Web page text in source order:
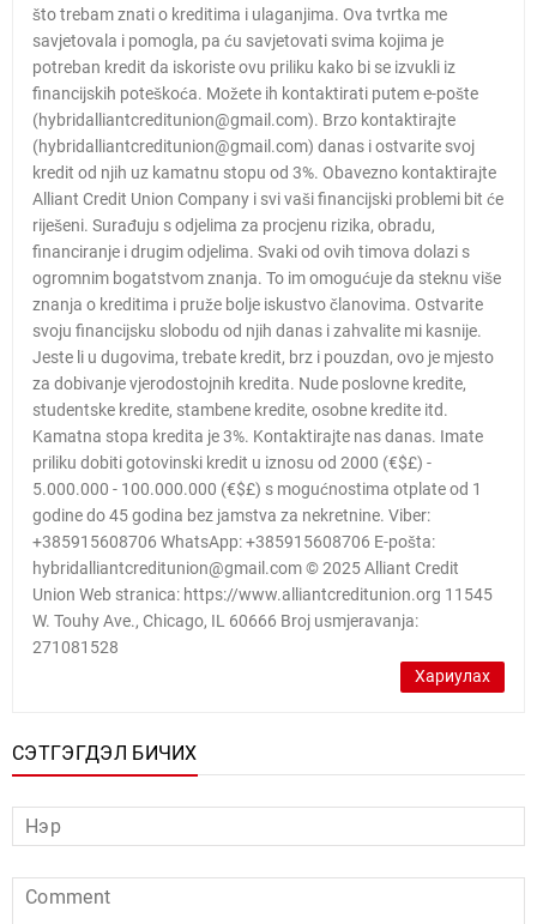
što trebam znati o kreditima i ulaganjima. Ova tvrtka me
savjetovala i pomogla, pa ću savjetovati svima kojima je
potreban kredit da iskoriste ovu priliku kako bi se izvukli iz
financijskih poteškoća. Možete ih kontaktirati putem e-pošte
(hybridalliantcreditunion@gmail.com). Brzo kontaktirajte
(hybridalliantcreditunion@gmail.com) danas i ostvarite svoj
kredit od njih uz kamatnu stopu od 3%. Obavezno kontaktirajte
Alliant Credit Union Company i svi vaši financijski problemi bit će
riješeni. Surađuju s odjelima za procjenu rizika, obradu,
financiranje i drugim odjelima. Svaki od ovih timova dolazi s
ogromnim bogatstvom znanja. To im omogućuje da steknu više
znanja o kreditima i pruže bolje iskustvo članovima. Ostvarite
svoju financijsku slobodu od njih danas i zahvalite mi kasnije.
Jeste li u dugovima, trebate kredit, brz i pouzdan, ovo je mjesto
za dobivanje vjerodostojnih kredita. Nude poslovne kredite,
studentske kredite, stambene kredite, osobne kredite itd.
Kamatna stopa kredita je 3%. Kontaktirajte nas danas. Imate
priliku dobiti gotovinski kredit u iznosu od 2000 (€$£) -
5.000.000 - 100.000.000 (€$£) s mogućnostima otplate od 1
godine do 45 godina bez jamstva za nekretnine. Viber:
+385915608706 WhatsApp: +385915608706 E-pošta:
hybridalliantcreditunion@gmail.com © 2025 Alliant Credit
Union Web stranica: https://www.alliantcreditunion.org 11545
W. Touhy Ave., Chicago, IL 60666 Broj usmjeravanja:
271081528
Хариулах
СЭТГЭГДЭЛ БИЧИХ